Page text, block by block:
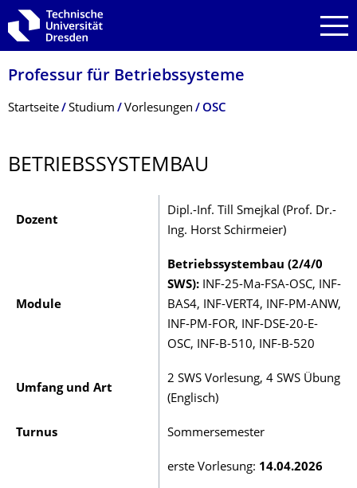
Zur Hauptnavigation springen
Zur Suche springen
Zum Inhalt springen
Professur für Betriebssysteme
Breadcrumb-Menü
Startseite Studium Vorlesungen OSC
BETRIEBSSYSTEM­BAU
Dozent
Dipl.-Inf. Till Smejkal (Prof. Dr.-
Ing. Horst Schirmeier)
Module
Betriebssystembau (2/4/0
SWS): INF-25-Ma-FSA-OSC, INF-
BAS4, INF-VERT4, INF-PM-ANW,
INF-PM-FOR, INF-DSE-20-E-
OSC, INF-B-510, INF-B-520
Umfang und Art
2 SWS Vorlesung, 4 SWS Übung
(Englisch)
Turnus Sommersemester
erste Vorlesung: 14.04.2026